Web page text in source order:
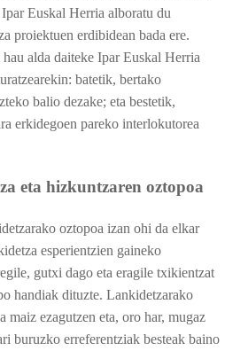
Euskal Herria alboratu du
proiektuen erdibidean bada ere.
alda daiteke Ipar Euskal Herria
batetik, bertako
balio dezake; eta bestetik,
erkidegoen pareko interlokutorea
eta hizkuntzaren oztopoa
oztopoa izan ohi da elkar
esperientzien gaineko
gutxi dago eta eragile txikientzat
handiak dituzte. Lankidetzarako
maiz ezagutzen eta, oro har, mugaz
buruzko erreferentziak besteak baino